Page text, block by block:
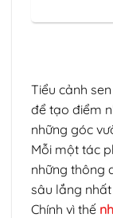
Tiểu cảnh
để tạo điểm
những góc
Mỗi một tác
những thông
sâu lắng
Chính vì thế